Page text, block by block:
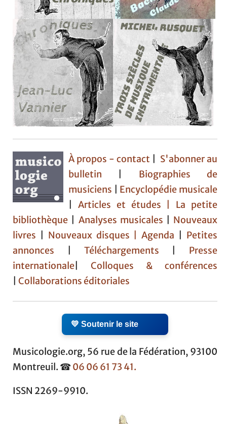
À propos - contact
S'abonner au
bulletin
Biographies de
musiciens
Encyclopédie musicale
|Articles et études | La petite
bibliothèque
Analyses musicales
Nouveaux
livres
Nouveaux disques |Agenda
Petites
annonces
Téléchargements
Presse
internationale
Colloques & conférences
Collaborations éditoriales
💛 Soutenir le site
Musicologie.org, 56 rue de la Fédération, 93100
Montreuil. ☎ 06 06 61 73 41.
ISSN 2269-9910.